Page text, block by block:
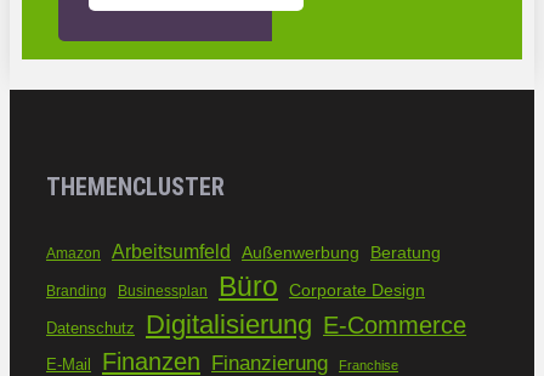
THEMENCLUSTER
Amazon Arbeitsumfeld Außenwerbung Beratung
Branding Businessplan Büro Corporate Design
Datenschutz Digitalisierung E-Commerce
E-Mail Finanzen Finanzierung Franchise